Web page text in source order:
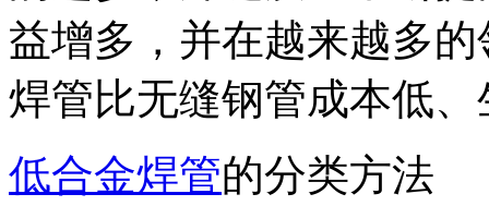
益增多，并在越来越多
焊管比无缝钢管成本低
低合金焊管的分类方法